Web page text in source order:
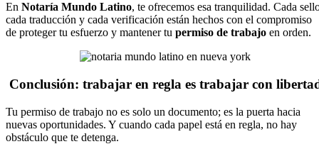
En Notaría Mundo Latino, te ofrecemos esa tranquilidad. Cada
cada traducción y cada verificación están hechos con el compromiso
de proteger tu esfuerzo y mantener tu permiso de trabajo en orden.
Conclusión: trabajar en regla es trabajar con
Tu permiso de trabajo no es solo un documento; es la puerta hacia
nuevas oportunidades. Y cuando cada papel está en regla, no hay
obstáculo que te detenga.